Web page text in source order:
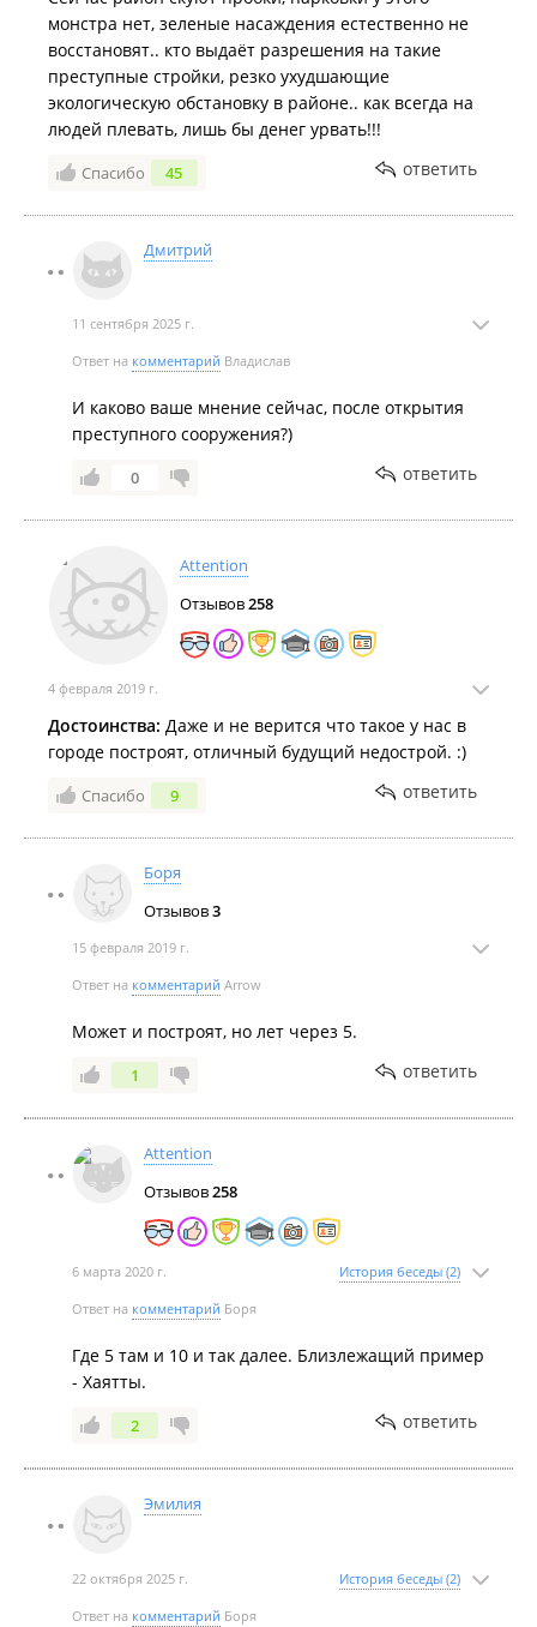
монстра нет, зеленые насаждения естественно не
восстановят.. кто выдаёт разрешения на такие
преступные стройки, резко ухудшающие
экологическую обстановку в районе.. как всегда на
людей плевать, лишь бы денег урвать!!!
Спасибо 45 ответить
Дмитрий
11 сентября 2025 г.
Ответ на комментарий Владислав
И каково ваше мнение сейчас, после открытия
преступного сооружения?)
0 ответить
Attention
Отзывов258
4 февраля 2019 г.
Достоинства: Даже и не верится что такое у нас в
городе построят, отличный будущий недострой. :)
Спасибо 9 ответить
Боря
Отзывов3
15 февраля 2019 г.
Ответ на комментарий Arrow
Может и построят, но лет через 5.
1 ответить
Attention
Отзывов258
6 марта 2020 г. История беседы (2)
Ответ на комментарий Боря
Где 5 там и 10 и так далее. Близлежащий пример
- Хаятты.
2 ответить
Эмилия
22 октября 2025 г. История беседы (2)
Ответ на комментарий Боря